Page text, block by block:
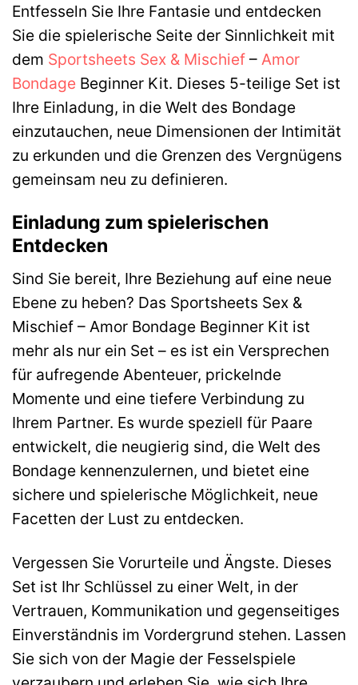
Entfesseln Sie Ihre Fantasie und entdecken
Sie die spielerische Seite der Sinnlichkeit mit
dem Sportsheets Sex & Mischief – Amor
Bondage Beginner Kit. Dieses 5-teilige Set ist
Ihre Einladung, in die Welt des Bondage
einzutauchen, neue Dimensionen der Intimität
zu erkunden und die Grenzen des Vergnügens
gemeinsam neu zu definieren.
Einladung zum spielerischen
Entdecken
Sind Sie bereit, Ihre Beziehung auf eine neue
Ebene zu heben? Das Sportsheets Sex &
Mischief – Amor Bondage Beginner Kit ist
mehr als nur ein Set – es ist ein Versprechen
für aufregende Abenteuer, prickelnde
Momente und eine tiefere Verbindung zu
Ihrem Partner. Es wurde speziell für Paare
entwickelt, die neugierig sind, die Welt des
Bondage kennenzulernen, und bietet eine
sichere und spielerische Möglichkeit, neue
Facetten der Lust zu entdecken.
Vergessen Sie Vorurteile und Ängste. Dieses
Set ist Ihr Schlüssel zu einer Welt, in der
Vertrauen, Kommunikation und gegenseitiges
Einverständnis im Vordergrund stehen. Lassen
Sie sich von der Magie der Fesselspiele